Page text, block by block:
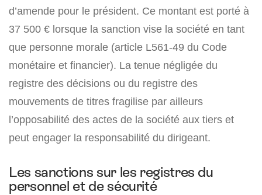
d’amende pour le président. Ce montant est porté à
37 500 € lorsque la sanction vise la société en tant
que personne morale (article L561-49 du Code
monétaire et financier). La tenue négligée du
registre des décisions ou du registre des
mouvements de titres fragilise par ailleurs
l’opposabilité des actes de la société aux tiers et
peut engager la responsabilité du dirigeant.
Les sanctions sur les registres du
personnel et de sécurité